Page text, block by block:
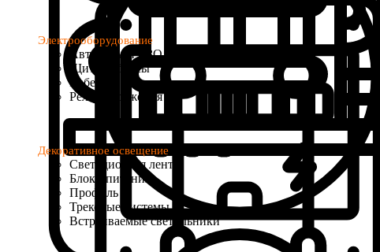
Электрооборудование
Автоматы и УЗО
Щиты и боксы
Кабель и провод
Реле напряжения
Декоративное освещение
Светодиодная лента
Блоки питания
Профиль
Трековые системы
Встраиваемые светильники